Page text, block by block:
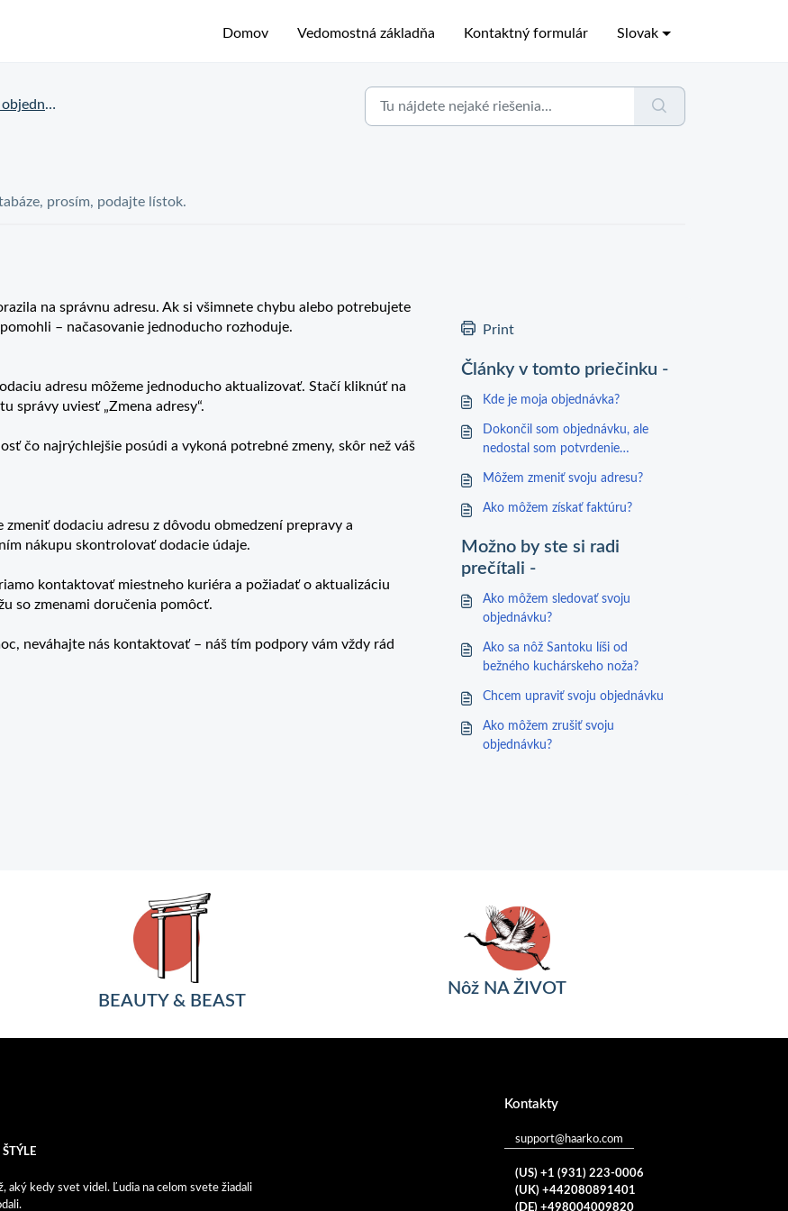
Domov Vedomostná základňa Kontaktný formulár Slovak
a doručenia
prosím, podajte lístok.
na správnu adresu. Ak si všimnete chybu alebo potrebujete
– načasovanie jednoducho rozhoduje.
adresu môžeme jednoducho aktualizovať. Stačí kliknúť na
správy uviesť „Zmena adresy“.
čo najrýchlejšie posúdi a vykoná potrebné zmeny, skôr než váš
dodaciu adresu z dôvodu obmedzení prepravy a
nákupu skontrolovať dodacie údaje.
kontaktovať miestneho kuriéra a požiadať o aktualizáciu
so zmenami doručenia pomôcť.
neváhajte nás kontaktovať – náš tím podpory vám vždy rád
Print
Články v tomto priečinku -
Kde je moja objednávka?
Dokončil som objednávku, ale
nedostal som potvrdenie
Môžem zmeniť svoju adresu?
Ako môžem získať faktúru?
Možno by ste si radi
prečítali -
Ako môžem sledovať svoju
objednávku?
Ako sa nôž Santoku líši od
bežného kuchárskeho noža?
Chcem upraviť svoju objednávku
Ako môžem zrušiť svoju
objednávku?
BEAUTY & BEAST
Nôž NA ŽIVOT
kedy svet videl. Ľudia na celom svete žiadali
Kontakty
support@haarko.com
(US) +1 (931) 223-0006
(UK) +442080891401
(DE) +498004009820